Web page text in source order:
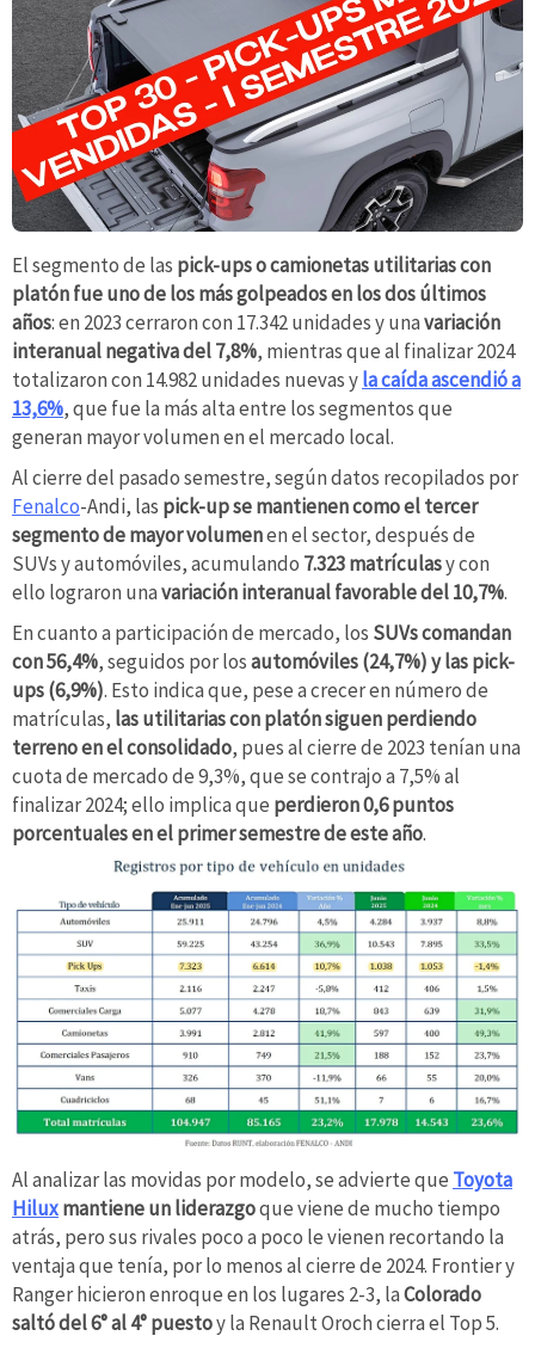
El segmento de las pick-ups o camionetas utilitarias con
platón fue uno de los más golpeados en los dos últimos
años: en 2023 cerraron con 17.342 unidades y unavariación
interanual negativa del 7,8%, mientras que al finalizar 2024
totalizaron con 14.982 unidades nuevas yla caída ascendió a
13,6%, que fue la más alta entre los segmentos que
generan mayor volumen en el mercado local.
Al cierre del pasado semestre, según datos recopilados por
Fenalco-Andi, las pick-up se mantienen como el tercer
segmento de mayor volumenen el sector, después de
SUVs y automóviles, acumulando 7.323 matrículasy con
ello lograron unavariación interanual favorable del 10,7%.
En cuanto a participación de mercado, los SUVs comandan
con 56,4%, seguidos por losautomóviles (24,7%) y las pick-
ups (6,9%). Esto indica que, pese a crecer en número de
matrículas, las utilitarias con platón siguen perdiendo
terreno en el consolidado, pues al cierre de 2023 tenían una
cuota de mercado de 9,3%, que se contrajo a 7,5% al
finalizar 2024; ello implica que perdieron 0,6 puntos
porcentuales en el primer semestre de este año.
Al analizar las movidas por modelo, se advierte que Toyota
Hiluxmantiene un liderazgoque viene de mucho tiempo
atrás, pero sus rivales poco a poco le vienen recortando la
ventaja que tenía, por lo menos al cierre de 2024. Frontier y
Ranger hicieron enroque en los lugares 2-3, laColorado
saltó del 6° al 4° puestoy la Renault Oroch cierra el Top 5.